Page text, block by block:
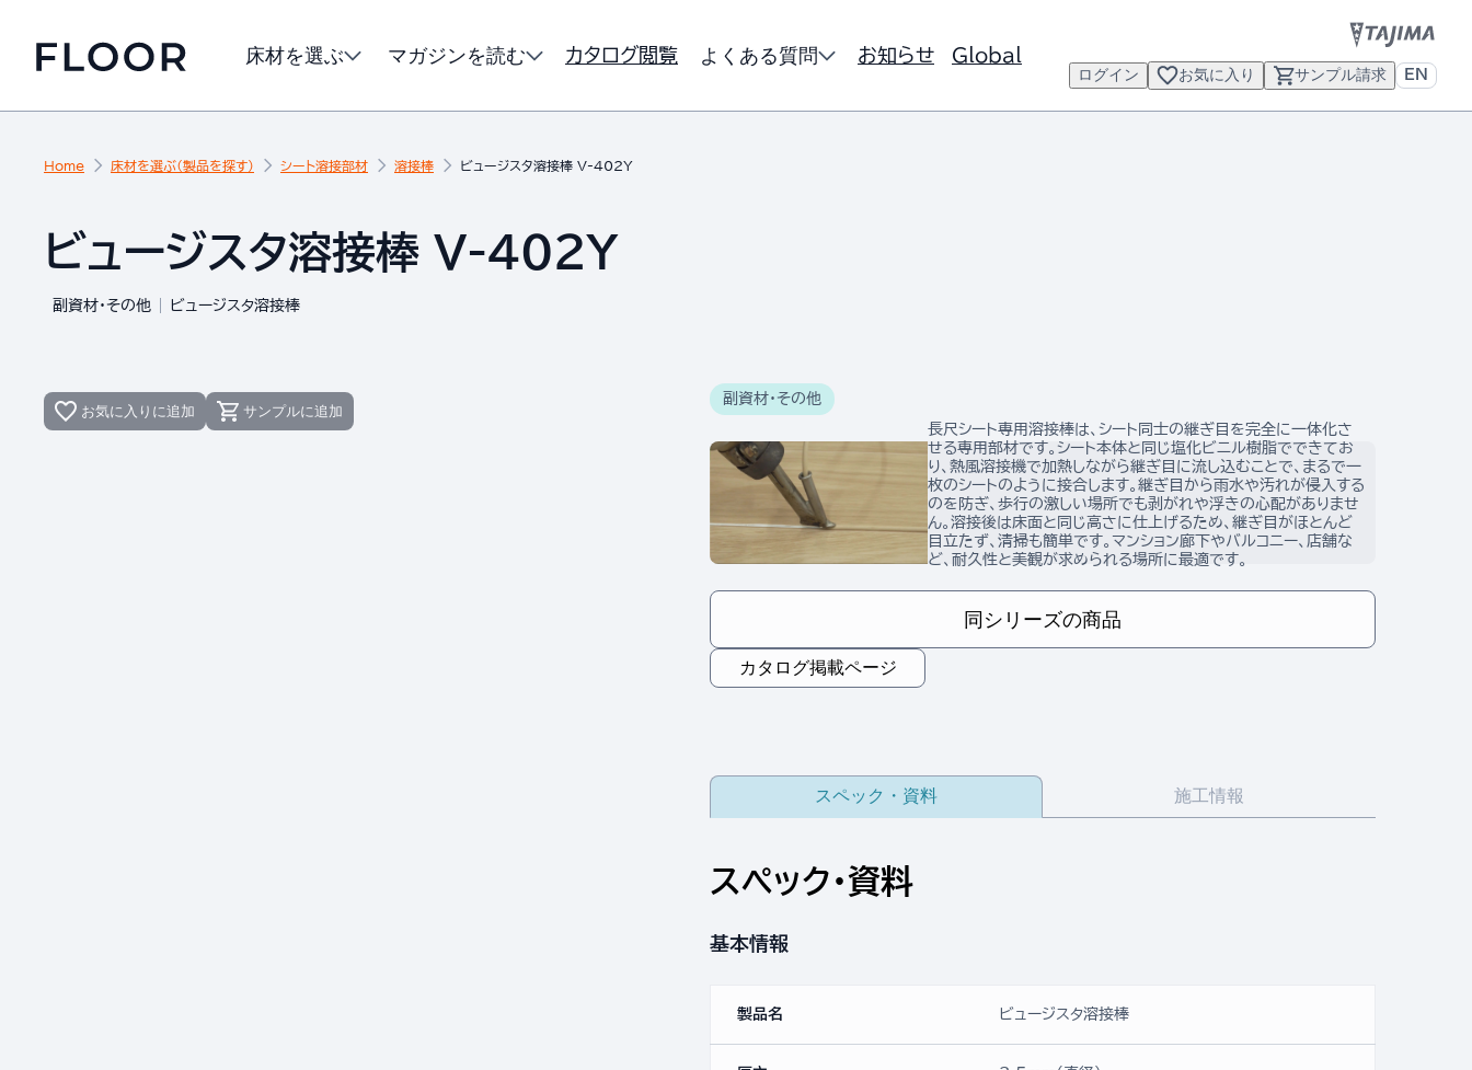
床材を選ぶ マガジンを読む カタログ閲覧 よくある質問 お知らせ Global
ログイン お気に入り サンプル請求 EN
Home 床材を選ぶ（製品を探す） シート溶接部材 溶接棒 ビュージスタ溶接棒 V-402Y
ビュージスタ溶接棒 V-402Y
副資材・その他 ビュージスタ溶接棒
お気に入りに追加 サンプルに追加
副資材・その他
長尺シート専用溶接棒は、シート同士の継ぎ目を完全に一体化さ
せる専用部材です。シート本体と同じ塩化ビニル樹脂でできてお
り、熱風溶接機で加熱しながら継ぎ目に流し込むことで、まるで一
枚のシートのように接合します。継ぎ目から雨水や汚れが侵入する
のを防ぎ、歩行の激しい場所でも剥がれや浮きの心配がありませ
ん。溶接後は床面と同じ高さに仕上げるため、継ぎ目がほとんど
目立たず、清掃も簡単です。マンション廊下やバルコニー、店舗な
ど、耐久性と美観が求められる場所に最適です。
同シリーズの商品
カタログ掲載ページ
スペック・資料 施工情報
スペック・資料
基本情報
製品名 ビュージスタ溶接棒